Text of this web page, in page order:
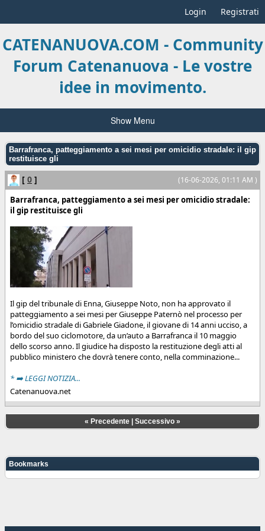
Login Registrati
CATENANUOVA.COM - Community
Forum Catenanuova - Le vostre
idee in movimento.
Show Menu
Barrafranca, patteggiamento a sei mesi per omicidio stradale: il gip
restituisce gli
(16-06-2026, 01:11 AM )
[ 0 ]
Barrafranca, patteggiamento a sei mesi per omicidio stradale:
il gip restituisce gli
Il gip del tribunale di Enna, Giuseppe Noto, non ha approvato il
patteggiamento a sei mesi per Giuseppe Paternò nel processo per
l’omicidio stradale di Gabriele Giadone, il giovane di 14 anni ucciso, a
bordo del suo ciclomotore, da un’auto a Barrafranca il 10 maggio
dello scorso anno. Il giudice ha disposto la restituzione degli atti al
pubblico ministero che dovrà tenere conto, nella comminazione...
* ➡️ LEGGI NOTIZIA...
Catenanuova.net
« Precedente Successivo »
Bookmarks